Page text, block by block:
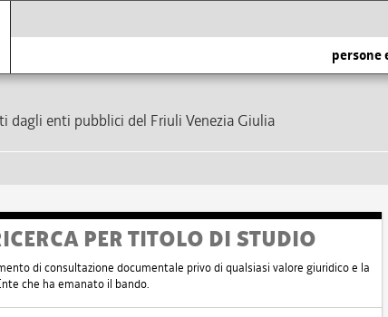
persone
dagli enti pubblici del Friuli Venezia Giulia
PER TITOLO DI STUDIO
di consultazione documentale privo di qualsiasi valore giuridico e la
che ha emanato il bando.